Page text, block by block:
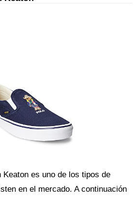
Keaton es uno de los tipos de
en el mercado. A continuación